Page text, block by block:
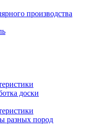
производства
доски
разных пород